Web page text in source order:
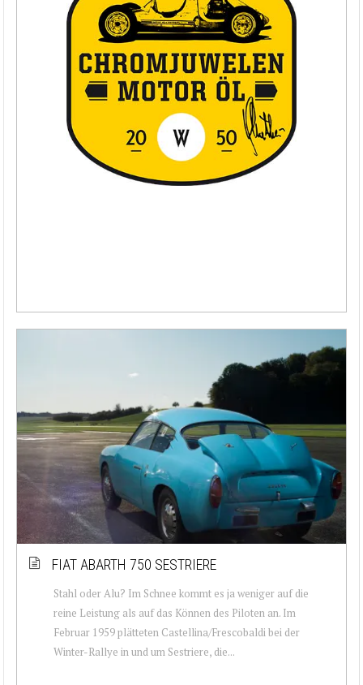
FIAT ABARTH 750 SESTRIERE
Stahl oder Alu? Im Schnee kommt es ja weniger auf die
reine Leistung als auf das Können des Piloten an. Im
Februar 1959 plätteten Castellina/Frescobaldi bei der
Winter-Rallye in und um Sestriere, die...